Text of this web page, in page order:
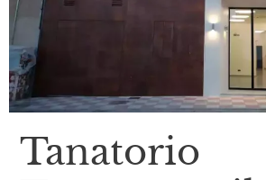
Tanatorio